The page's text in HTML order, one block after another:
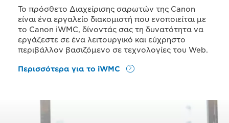
Το πρόσθετο Διαχείρισης σαρωτών της Canon
είναι ένα εργαλείο διακομιστή που ενοποιείται με
το Canon iWMC, δίνοντάς σας τη δυνατότητα να
εργάζεστε σε ένα λειτουργικό και εύχρηστο
περιβάλλον βασιζόμενο σε τεχνολογίες του Web.
Περισσότερα για το iWMC